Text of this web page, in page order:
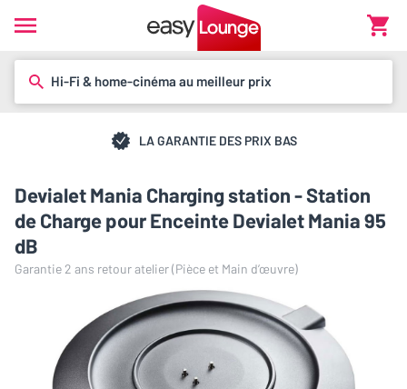
Hi-Fi & home-cinéma au meilleur prix
LA GARANTIE DES PRIX BAS
Devialet Mania Charging station - Station
de Charge pour Enceinte Devialet Mania 95
dB
Garantie 2 ans retour atelier (Pièce et Main d’œuvre)